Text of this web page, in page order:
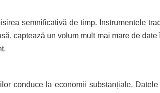
semnificativă de timp. Instrumentele
captează un volum mult mai mare de
conduce la economii substanțiale.